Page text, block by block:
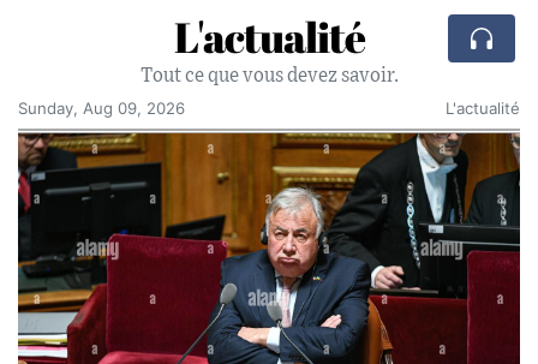
L'actualité
Tout ce que vous devez savoir.
Sunday, Aug 09, 2026
L'actualité